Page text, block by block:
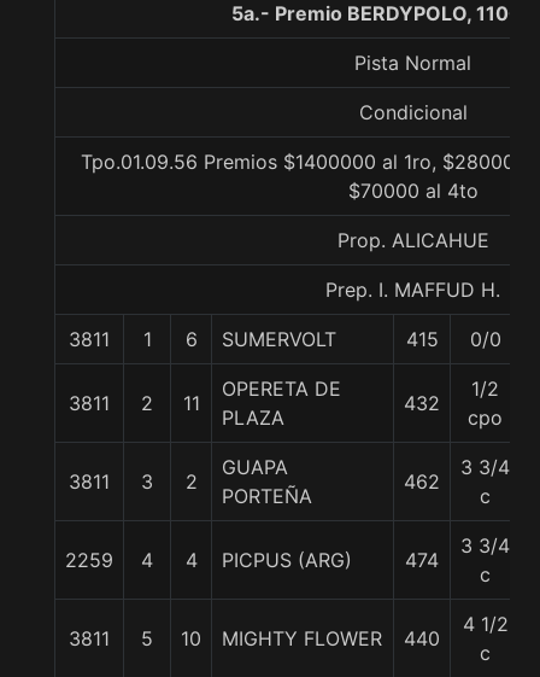
5a.- Premio BERDYPOLO, 1100
Pista Normal
Condicional
Tpo.01.09.56 Premios $1400000 al 1ro, $280000
$70000 al 4to
Prop. ALICAHUE
Prep. I. MAFFUD H.
3811 1 6 SUMERVOLT 415 0/0
3811 2 11
OPERETA DE
PLAZA
432
1/2
cpo
3811 3 2
GUAPA
PORTEÑA
462
3 3/4
c
2259 4 4 PICPUS (ARG) 474
3 3/4
c
3811 5 10 MIGHTY FLOWER 440
4 1/2
c